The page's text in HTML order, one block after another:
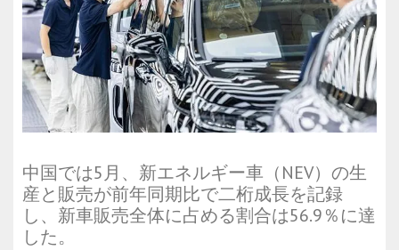
中国では5月、新エネルギー車（NEV）の生
産と販売が前年同期比で二桁成長を記録
し、新車販売全体に占める割合は56.9％に達
した。